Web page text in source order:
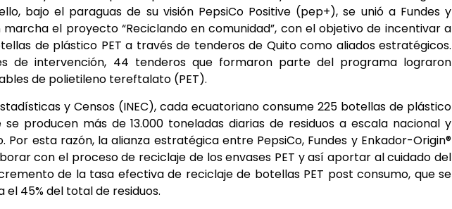
bajo el paraguas de su visión PepsiCo Positive (pep+), se unió a Fundes y
el proyecto “Reciclando en comunidad”, con el objetivo de incentivar a
de plástico PET a través de tenderos de Quito como aliados estratégicos.
de intervención, 44 tenderos que formaron parte del programa lograron
de polietileno tereftalato (PET).
y Censos (INEC), cada ecuatoriano consume 225 botellas de plástico
producen más de 13.000 toneladas diarias de residuos a escala nacional y
Por esta razón, la alianza estratégica entre PepsiCo, Fundes y Enkador-Origin®
con el proceso de reciclaje de los envases PET y así aportar al cuidado del
de la tasa efectiva de reciclaje de botellas PET post consumo, que se
45% del total de residuos.